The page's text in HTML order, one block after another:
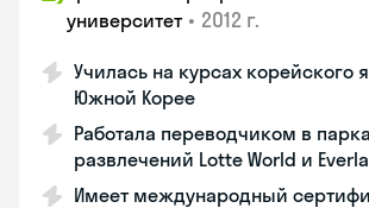
университет • 2012 г.
Училась на курсах корейского
Южной Корее
Работала переводчиком в
развлечений Lotte World и
Имеет международный